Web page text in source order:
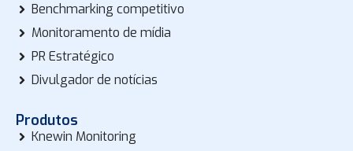
Benchmarking competitivo
Monitoramento de mídia
PR Estratégico
Divulgador de notícias
Produtos
Knewin Monitoring